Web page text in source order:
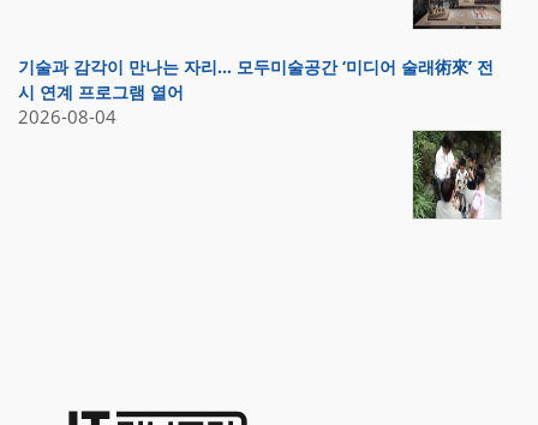
기술과 감각이 만나는 자리… 모두미술공간 ‘미디어 술래術來’ 전
시 연계 프로그램 열어
2026-08-04